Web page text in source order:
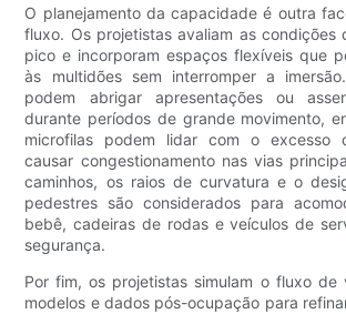
O planejamento da capacidade é outra
fluxo. Os projetistas avaliam as
pico e incorporam espaços flexíveis que
às multidões sem interromper a
podem abrigar apresentações ou
durante períodos de grande movimento,
microfilas podem lidar com o excesso
causar congestionamento nas vias
caminhos, os raios de curvatura e o
pedestres são considerados para
bebê, cadeiras de rodas e veículos de
segurança.
Por fim, os projetistas simulam o fluxo de
modelos e dados pós-ocupação para